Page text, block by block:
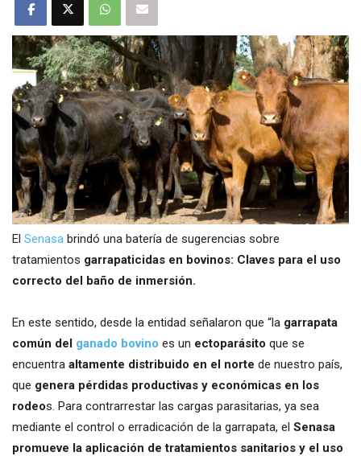
El Senasa brindó una batería de sugerencias sobre
tratamientos garrapaticidas en bovinos: Claves para el uso
correcto del baño de inmersión.
En este sentido, desde la entidad señalaron que “la garrapata
común del ganado bovino es un ectoparásito que se
encuentra altamente distribuido en el norte de nuestro país,
que genera pérdidas productivas y económicas en los
rodeos. Para contrarrestar las cargas parasitarias, ya sea
mediante el control o erradicación de la garrapata, el Senasa
promueve la aplicación de tratamientos sanitarios y el uso